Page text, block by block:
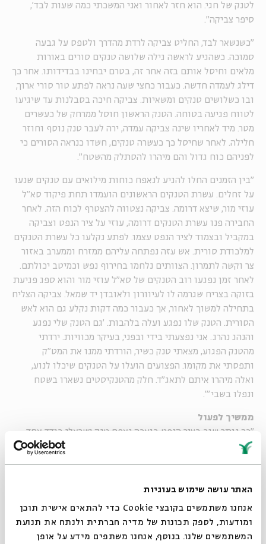
האתר עושה שימוש בעוגיות
אנחנו משתמשים בקובצי Cookie כדי להתאים אישית תוכן
ומודעות, לספק תכונות של מדיה חברתית ולנתח את תנועת
המשתמשים שלנו. בנוסף, אנחנו משתפים מידע על אופן
לטנק של חגי. הוא חזר לאחור ואני המשכתי כמה שעות לבד',
סיפר צביקה".
"כשנשאר לבד, החליט צביקה לרדת מהדרך ולטפס על גבעה
סמוכה. כשהגיע לראשה גילה שלושה טנקים סורים באורות
מלאים וחיסל אותם בזה אחר זה, בטרם יבחינו בבדידותו. אחר כך
דילג לעמדה חדשה. כעבור כחצי שעה נראה לפתע טור סורי ארוך,
ובו כשלושים טנקים ומשאיות. צביקה חיכה בסבלנות עד שיגיעו
לטווח פגיעה בטוחה. הטנק הראשון חוסל ממרחק של כעשרים
מטר. מיד לאחריו שינה צביקה עמדה, ירה לעבר טנק נוסף וחוזר
חלילה. לאחר שחיסל כך כעשרה טנקים, חשדו כנראה הסורים כי
לפניהם כוח גדול והם מיהרו להסתלק מהשטח".
"בין הזמנים החלו להגיע לנאפח כוחות מילואים עם טנקים שנעו
על זחלים. עשרת הטנקים הראשונים הועמדו תחת פיקוד סא"ל
עוזי מור, שיצא דרומה. צביקה נצטווה להצטרף לכוח הזה. לאחר
החבירה פנו עשרת הטנקים דרומה, עוזי על ציר הנפט וצביקה
במקביל ובצמוד לציר הנפט עצמו. לפתע נקלעו כל עשרת הטנקים
למלכודת סורית. אש עזה נפתחה עליהם ממזרח וממערב באזור
צר וקשה לתמרון. הצוותים נלחמו בחירוף נפש וכמיטב יכולתם.
לאחר זמן נפגעו רוב הטנקים של סא"ל עוזי מור והוא ספג פגיעת
בזוקה בצריח שגרמה לו לעיוורון ולאובדן יד שמאל. צביקה הצליח
בתחילה למשוך לאחור, אך כעבור כמה דקות נקלע גם הוא לאש
הסורית. הטנק שלו נפגע ועלה בלהבות. 'גם הטנק שלי נפגע
והנהג נהרג. אני נפצעתי בידי ובפני, בעיקר מכוויות. ירדתי
מהטנק הפגוע, מצאתי טנק כשיר, הורדתי ממנו את המט"ק
ותפסתי את מקומו. הפצועים הועלו על הטנקים שיכלו לנוע,
ואלה מיהרו איתם לתאג"ד. חלק מהטנקיסטים נשארו בשטח
ונפלו בשבי'".
ממשיך לפעול
"כך נותר שוב בציר הנפט בואכה נאפח טנק ישראלי בודד אחד,
שבצריחו סגן צביקה גרינגולד, כשפניו וידיו מכוסים כוויות. זה
מילואים. המלחמה נמשכה. צביקה מיהר להודיע ברשת החטיבתית
כי 'כוח צביקה' ממשיך לפעול. קולו של המח"ט, אל"מ איציק
בן-שהם, בירך על ההודעה הזו וכמו הזריק אדרנלין לעורקיו של
צביקה. הכוויות שספג מעט לפני כן, חרף מאמצי הכיבוי, גרמו לו